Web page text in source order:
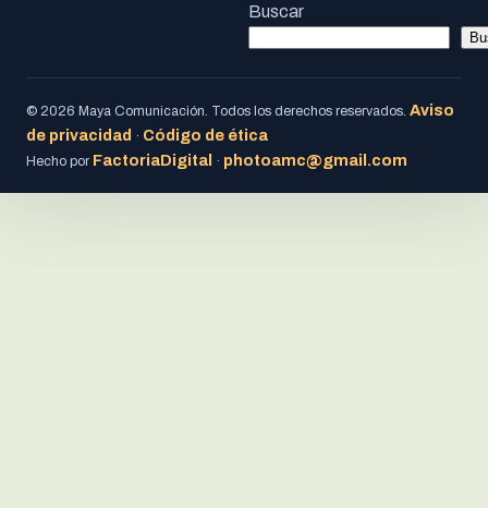
Buscar
© 2026 Maya Comunicación. Todos los derechos reservados. Aviso
de privacidad · Código de ética
Hecho por FactoriaDigital · photoamc@gmail.com